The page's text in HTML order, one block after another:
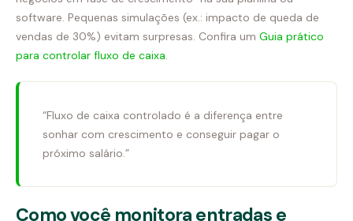
software. Pequenas simulações (ex.: impacto de queda de
vendas de 30%) evitam surpresas. Confira um Guia prático
para controlar fluxo de caixa.
“Fluxo de caixa controlado é a diferença entre
sonhar com crescimento e conseguir pagar o
próximo salário.”
Como você monitora entradas e